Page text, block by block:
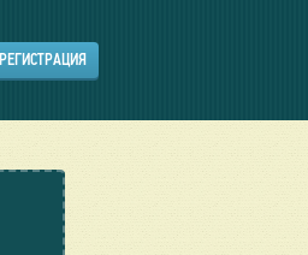
РЕГИСТРАЦИЯ